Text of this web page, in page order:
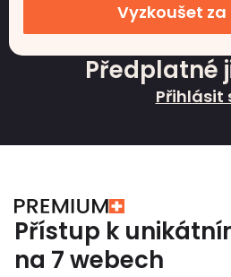
Vyzkoušet za
Předplatné
Přihlásit
Přístup k
na 7 webech